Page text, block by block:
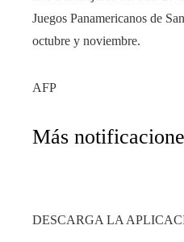
Juegos Panamericanos de
octubre y noviembre.
AFP
Más
DESCARGA LA